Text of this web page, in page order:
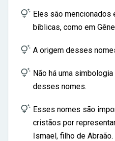
 Eles são mencionados
bíblicas, como em
 A origem desses
 Não há uma
desses nomes.
 Esses nomes são
cristãos por
Ismael, filho de Abraão.